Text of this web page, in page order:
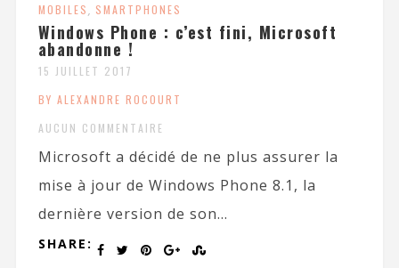
MOBILES, SMARTPHONES
Windows Phone : c’est fini, Microsoft
abandonne !
15 JUILLET 2017
BY ALEXANDRE ROCOURT
AUCUN COMMENTAIRE
Microsoft a décidé de ne plus assurer la
mise à jour de Windows Phone 8.1, la
dernière version de son...
SHARE: